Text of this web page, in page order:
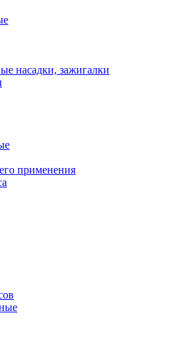
насадки, зажигалки
применения